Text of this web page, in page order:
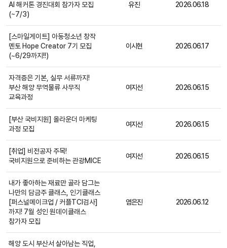
일반
AI 해커톤 경진대회 참가자 모집
(~7/3)
유진 2026.06.18
일반
[스마일게이트] 아동청소년 창작
멘토 Hope Creator 7기 모집
(~6/29까지!!)
이시현 2026.06.17
일반
자격증은 기본, 실무 서류까지!
부산 해양 무역물류 사무직
교육과정
여지선 2026.06.15
일반
[부산 국비지원] 올라운더 마케팅
과정 모집
여지선 2026.06.15
일반
[취업] 비전공자 주목!
국비지원으로 준비하는 관광MICE
여지선 2026.06.15
일반
내가 좋아하는 재료만 골라 담그는
나만의 담금주 클래스, 인기클래스
[퍼스널메이크업 / 커플TCI검사]
까지! 7월 성인 원데이클래스
참가자 모집
염은진 2026.06.12
해양 도시 부산서 살아남는 직업,